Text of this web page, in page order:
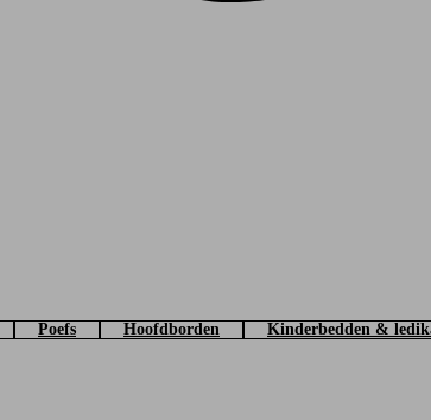
Poefs Hoofdborden Kinderbedden &